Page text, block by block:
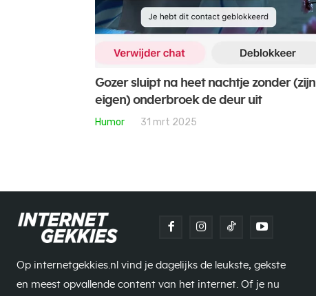
Gozer sluipt na heet nachtje zonder (zijn
eigen) onderbroek de deur uit
Humor 31 mrt 2025
Op internetgekkies.nl vind je dagelijks de leukste, gekste
en meest opvallende content van het internet. Of je nu